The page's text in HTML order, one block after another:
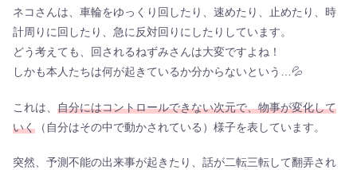
ネコさんは、車輪をゆっくり回したり、速めたり、止めたり、時
計周りに回したり、急に反対回りにしたりしています。
どう考えても、回されるねずみさんは大変ですよね！
しかも本人たちは何が起きているか分からないという…💦
これは、 自分にはコントロールできない次元で、物事が変化して
いく （自分はその中で動かされている）様子を表しています。
突然、予測不能の出来事が起きたり、話が二転三転して翻弄され